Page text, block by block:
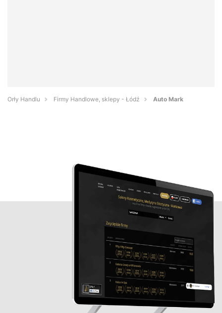
Orły Handlu Firmy Handlowe, sklepy - Łódź Auto Mark